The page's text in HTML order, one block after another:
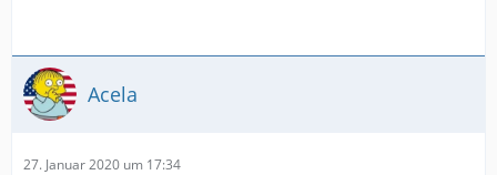
Acela
27. Januar 2020 um 17:34